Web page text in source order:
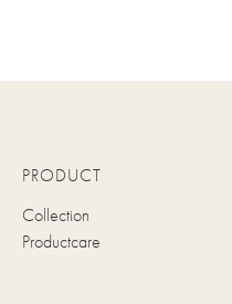
PRODUCT
Collection
Productcare